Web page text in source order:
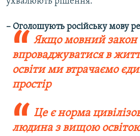
– Оголошують російську мову
Якщо мовний закон
впроваджуватися в
освіти ми втрачаємо
простір
Це є норма
людина з вищою освітою